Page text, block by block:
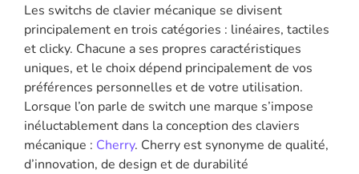
Les switchs de clavier mécanique se divisent
principalement en trois catégories : linéaires, tactiles
et clicky. Chacune a ses propres caractéristiques
uniques, et le choix dépend principalement de vos
préférences personnelles et de votre utilisation.
Lorsque l’on parle de switch une marque s’impose
inéluctablement dans la conception des claviers
mécanique : Cherry. Cherry est synonyme de qualité,
d’innovation, de design et de durabilité